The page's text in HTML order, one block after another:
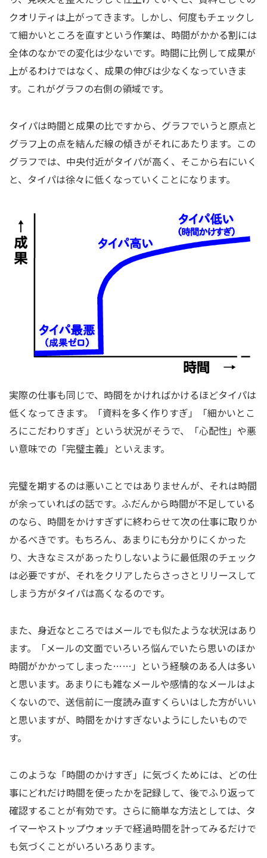
クオリティは上がってきます。しかし、何度もチェックし
て細かいところを直すという作業は、時間がかかる割には
全体のなかでの変化は少ないです。時間に比例して成果が
上がるわけではなく、成果の伸びは少なくなっていきま
す。これがグラフの右側の領域です。
タイパは時間と成果の比ですから、グラフでいうと原点と
グラフ上の点を結んだ線の傾きがそれにあたります。この
グラフでは、中央付近がタイパが高く、そこから右にいく
と、タイパは徐々に低くなっていくことになります。
実際の仕事も同じで、時間をかければかけるほどタイパは
低くなってきます。「資料を多く作りすぎ」「細かいとこ
ろにこだわりすぎ」という状況がそうで、「心配性」や悪
い意味での「完璧主義」といえます。
完璧を期するのは悪いことではありませんが、それは時間
が余っていればの話です。ふだんから時間が不足している
のなら、時間をかけすぎずに終わらせて次の仕事に取りか
かるべきです。もちろん、あまりにも分かりにくかった
り、大きなミスがあったりしないように最低限のチェック
は必要ですが、それをクリアしたらさっさとリリースして
しまう方がタイパは高くなるのです。
また、身近なところではメールでも似たような状況はあり
ます。「メールの文面でいろいろ悩んでいたら思いのほか
時間がかかってしまった……」という経験のある人は多い
と思います。あまりにも雑なメールや感情的なメールはよ
くないので、送信前に一度読み直すくらいはした方がいい
と思いますが、時間をかけすぎないようにしたいもので
す。
このような「時間のかけすぎ」に気づくためには、どの仕
事にどれだけ時間を使ったかを記録して、後でふり返って
確認することが有効です。さらに簡単な方法としては、タ
イマーやストップウォッチで経過時間を計ってみるだけで
も気づくことがいろいろあります。